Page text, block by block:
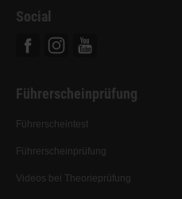
Social
Führerscheinprüfung
Führerscheintest
Führerscheinprüfung
Videos bei Theorieprüfung